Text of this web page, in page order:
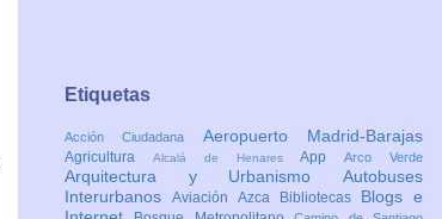
Etiquetas
Acción Ciudadana Aeropuerto Madrid-Barajas
Agricultura Alcalá de HenaresAppArco Verde
Arquitectura y Urbanismo Autobuses
Interurbanos Aviación Azca Bibliotecas Blogs e